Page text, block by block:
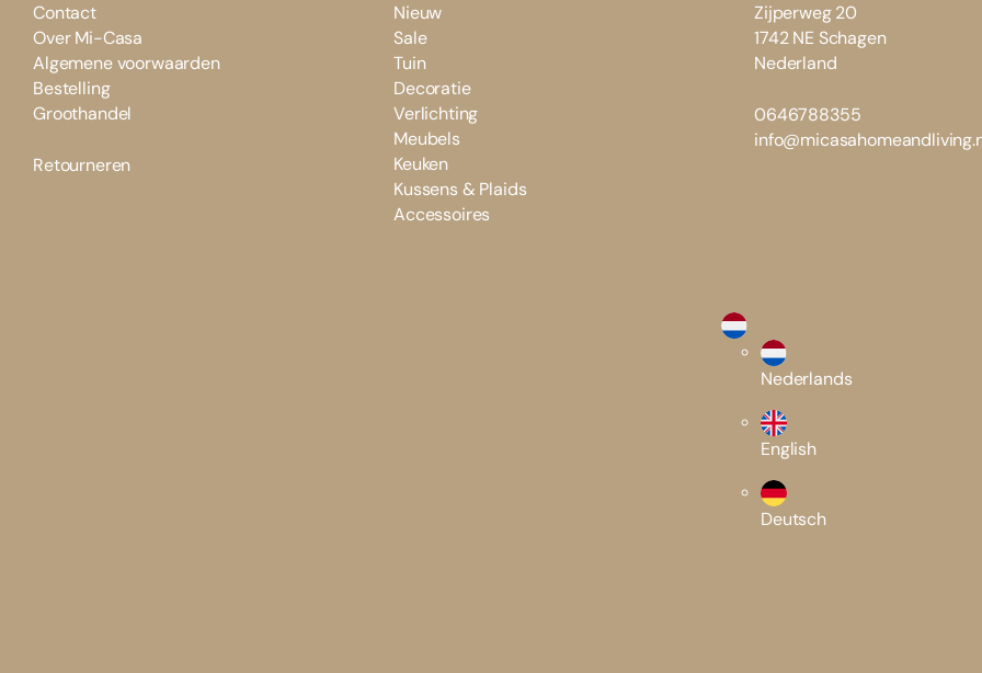
Contact
Over Mi-Casa
Algemene voorwaarden
Bestelling
Groothandel
Retourneren
Nieuw
Sale
Tuin
Decoratie
Verlichting
Meubels
Keuken
Kussens & Plaids
Accessoires
Zijperweg 20
1742 NE Schagen
Nederland
0646788355
Nederlands
English
Deutsch